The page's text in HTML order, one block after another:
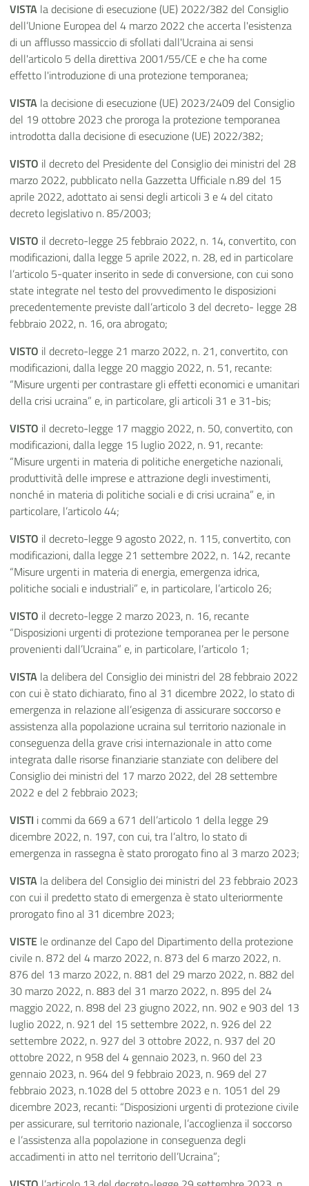
VISTA la decisione di esecuzione (UE) 2022/382 del Consiglio
dell’Unione Europea del 4 marzo 2022 che accerta l'esistenza
di un afflusso massiccio di sfollati dall'Ucraina ai sensi
dell'articolo 5 della direttiva 2001/55/CE e che ha come
effetto l'introduzione di una protezione temporanea;
VISTA la decisione di esecuzione (UE) 2023/2409 del Consiglio
del 19 ottobre 2023 che proroga la protezione temporanea
introdotta dalla decisione di esecuzione (UE) 2022/382;
VISTO il decreto del Presidente del Consiglio dei ministri del 28
marzo 2022, pubblicato nella Gazzetta Ufficiale n.89 del 15
aprile 2022, adottato ai sensi degli articoli 3 e 4 del citato
decreto legislativo n. 85/2003;
VISTO il decreto-legge 25 febbraio 2022, n. 14, convertito, con
modificazioni, dalla legge 5 aprile 2022, n. 28, ed in particolare
l’articolo 5-quater inserito in sede di conversione, con cui sono
state integrate nel testo del provvedimento le disposizioni
precedentemente previste dall’articolo 3 del decreto- legge 28
febbraio 2022, n. 16, ora abrogato;
VISTO il decreto-legge 21 marzo 2022, n. 21, convertito, con
modificazioni, dalla legge 20 maggio 2022, n. 51, recante:
“Misure urgenti per contrastare gli effetti economici e umanitari
della crisi ucraina” e, in particolare, gli articoli 31 e 31-bis;
VISTO il decreto-legge 17 maggio 2022, n. 50, convertito, con
modificazioni, dalla legge 15 luglio 2022, n. 91, recante:
“Misure urgenti in materia di politiche energetiche nazionali,
produttività delle imprese e attrazione degli investimenti,
nonché in materia di politiche sociali e di crisi ucraina” e, in
particolare, l’articolo 44;
VISTO il decreto-legge 9 agosto 2022, n. 115, convertito, con
modificazioni, dalla legge 21 settembre 2022, n. 142, recante
“Misure urgenti in materia di energia, emergenza idrica,
politiche sociali e industriali” e, in particolare, l’articolo 26;
VISTO il decreto-legge 2 marzo 2023, n. 16, recante
“Disposizioni urgenti di protezione temporanea per le persone
provenienti dall’Ucraina” e, in particolare, l’articolo 1;
VISTA la delibera del Consiglio dei ministri del 28 febbraio 2022
con cui è stato dichiarato, fino al 31 dicembre 2022, lo stato di
emergenza in relazione all’esigenza di assicurare soccorso e
assistenza alla popolazione ucraina sul territorio nazionale in
conseguenza della grave crisi internazionale in atto come
integrata dalle risorse finanziarie stanziate con delibere del
Consiglio dei ministri del 17 marzo 2022, del 28 settembre
2022 e del 2 febbraio 2023;
VISTI i commi da 669 a 671 dell’articolo 1 della legge 29
dicembre 2022, n. 197, con cui, tra l’altro, lo stato di
emergenza in rassegna è stato prorogato fino al 3 marzo 2023;
VISTA la delibera del Consiglio dei ministri del 23 febbraio 2023
con cui il predetto stato di emergenza è stato ulteriormente
prorogato fino al 31 dicembre 2023;
VISTE le ordinanze del Capo del Dipartimento della protezione
civile n. 872 del 4 marzo 2022, n. 873 del 6 marzo 2022, n.
876 del 13 marzo 2022, n. 881 del 29 marzo 2022, n. 882 del
30 marzo 2022, n. 883 del 31 marzo 2022, n. 895 del 24
maggio 2022, n. 898 del 23 giugno 2022, nn. 902 e 903 del 13
luglio 2022, n. 921 del 15 settembre 2022, n. 926 del 22
settembre 2022, n. 927 del 3 ottobre 2022, n. 937 del 20
ottobre 2022, n 958 del 4 gennaio 2023, n. 960 del 23
gennaio 2023, n. 964 del 9 febbraio 2023, n. 969 del 27
febbraio 2023, n.1028 del 5 ottobre 2023 e n. 1051 del 29
dicembre 2023, recanti: “Disposizioni urgenti di protezione civile
per assicurare, sul territorio nazionale, l’accoglienza il soccorso
e l’assistenza alla popolazione in conseguenza degli
accadimenti in atto nel territorio dell’Ucraina”;